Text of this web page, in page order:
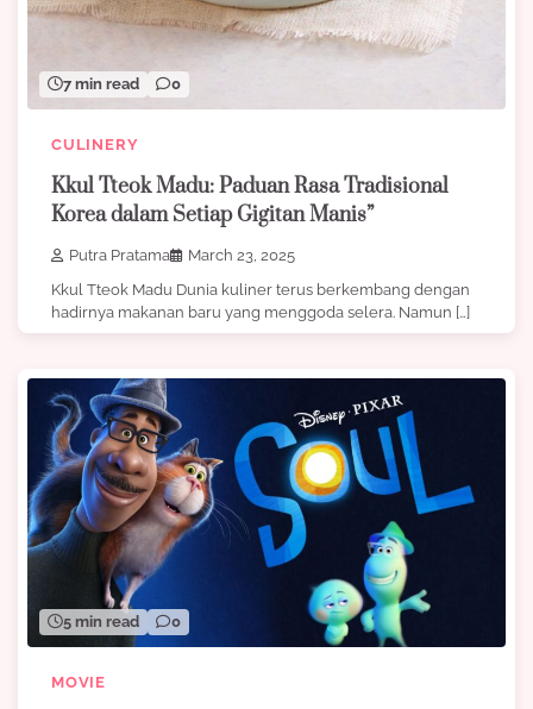
7 min read 0
CULINERY
Kkul Tteok Madu: Paduan Rasa Tradisional
Korea dalam Setiap Gigitan Manis”
Putra Pratama
March 23, 2025
Kkul Tteok Madu Dunia kuliner terus berkembang dengan
hadirnya makanan baru yang menggoda selera. Namun […]
5 min read 0
MOVIE